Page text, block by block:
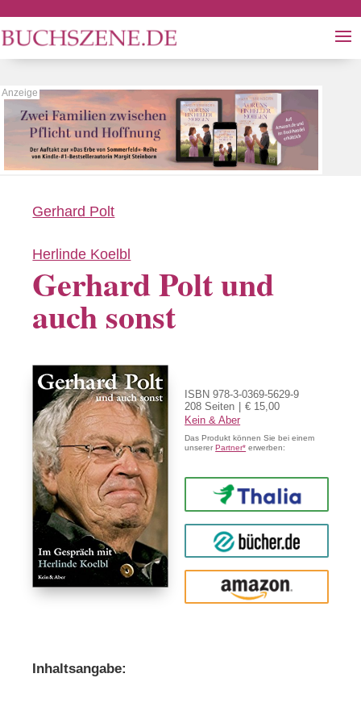
Gerhard Polt
Herlinde Koelbl
Gerhard Polt und
auch sonst
ISBN 978-3-0369-5629-9
208 Seiten
€ 15,00
Kein & Aber
Das Produkt können Sie bei einem
unsererPartner* erwerben:
Thalia
buecher.de
Amazon
Inhaltsangabe: